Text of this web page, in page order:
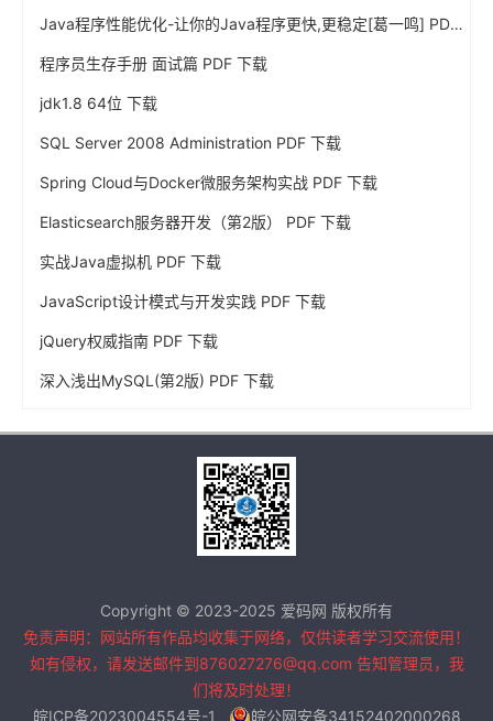
Java程序性能优化-让你的Java程序更快,更稳定[葛一鸣] PDF 下载
程序员生存手册 面试篇 PDF 下载
jdk1.8 64位 下载
SQL Server 2008 Administration PDF 下载
Spring Cloud与Docker微服务架构实战 PDF 下载
Elasticsearch服务器开发（第2版） PDF 下载
实战Java虚拟机 PDF 下载
JavaScript设计模式与开发实践 PDF 下载
jQuery权威指南 PDF 下载
深入浅出MySQL(第2版) PDF 下载
Copyright © 2023-2025 爱码网 版权所有
免责声明：网站所有作品均收集于网络，仅供读者学习交流使用！
如有侵权，请发送邮件到876027276@qq.com 告知管理员，我
们将及时处理！
皖ICP备2023004554号-1
皖公网安备34152402000268